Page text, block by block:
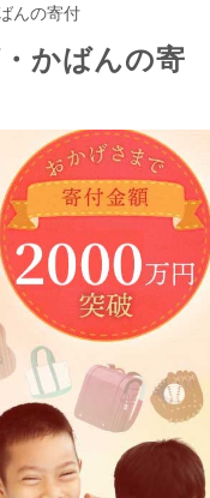
んの寄付
かばんの寄